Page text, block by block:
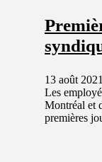
13 août 2021
Les
Montréal et
premières